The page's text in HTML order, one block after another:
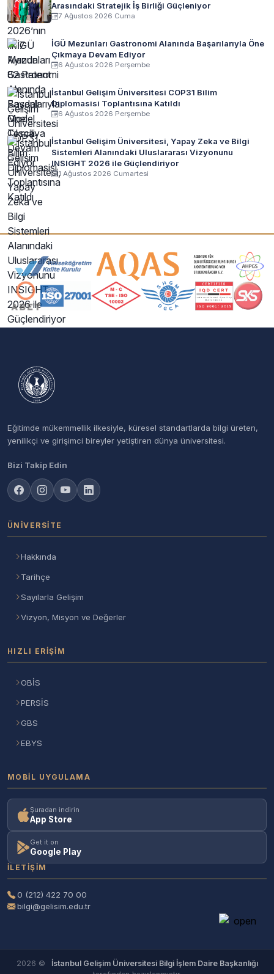
Arasındaki Stratejik İş Birliği Güçleniyor
7 Ağustos 2026 Cuma
İGÜ Mezunları Gastronomi Alanında Başarılarıyla Öne
Çıkmaya Devam Ediyor
6 Ağustos 2026 Perşembe
İstanbul Gelişim Üniversitesi COP31 Bilim
Diplomasisi Toplantısına Katıldı
6 Ağustos 2026 Perşembe
İstanbul Gelişim Üniversitesi, Yapay Zeka ve Bilgi
Sistemleri Alanındaki Uluslararası Vizyonunu
INSIGHT 2026 ile Güçlendiriyor
1 Ağustos 2026 Cumartesi
Akreditasyon ve Üyelik Logoları
Eğitimde mükemmellik ilkesiyle, küresel standartlarda bilgi üreten,
yenilikçi ve girişimci bireyler yetiştiren dünya üniversitesi.
Bizi Takip Edin
ÜNIVERSITE
Hakkında
Tarihçe
Sayılarla Gelişim
Vizyon, Misyon ve Değerler
HIZLI ERIŞIM
OBİS
PERSİS
GBS
EBYS
MOBIL UYGULAMA
Şuradan indirin
App Store
Get it on
Google Play
İLETIŞIM
0 (212) 422 70 00
bilgi@gelisim.edu.tr
2026 ©
İstanbul Gelişim Üniversitesi Bilgi İşlem Daire Başkanlığı